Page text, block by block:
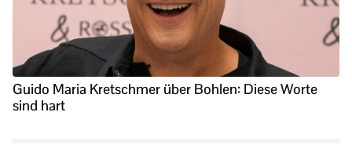
Guido Maria Kretschmer über Bohlen: Diese Worte
sind hart